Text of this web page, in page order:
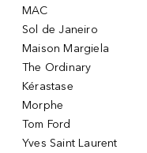
MAC
Sol de Janeiro
Maison Margiela
The Ordinary
Kérastase
Morphe
Tom Ford
Yves Saint Laurent